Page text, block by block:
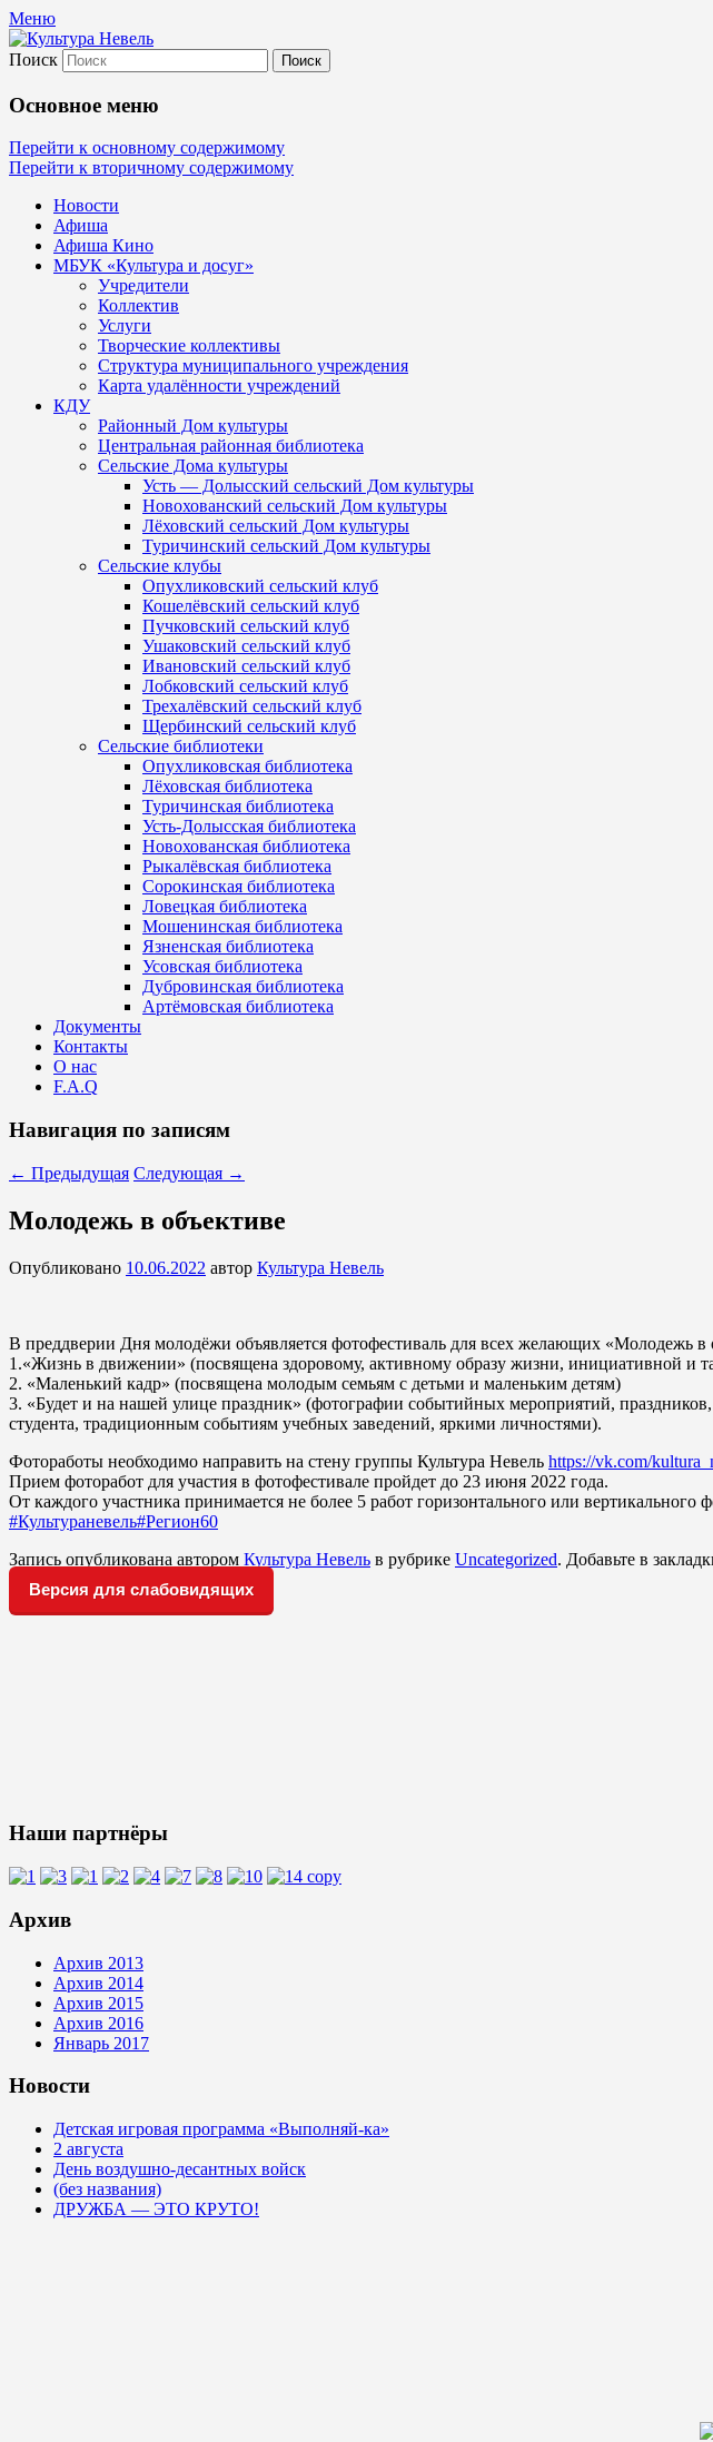
Меню
Культура Невель
МБУК Невельского района "Культура и досуг"
Поиск
Основное меню
Перейти к основному содержимому
Перейти к вторичному содержимому
Новости
Афиша
Афиша Кино
МБУК «Культура и досуг»
Учредители
Коллектив
Услуги
Творческие коллективы
Структура муниципального учреждения
Карта удалённости учреждений
КДУ
Районный Дом культуры
Центральная районная библиотека
Сельские Дома культуры
Усть — Долысский сельский Дом культуры
Новохованский сельский Дом культуры
Лёховский сельский Дом культуры
Туричинский сельский Дом культуры
Сельские клубы
Опухликовский сельский клуб
Кошелёвский сельский клуб
Пучковский сельский клуб
Ушаковский сельский клуб
Ивановский сельский клуб
Лобковский сельский клуб
Трехалёвский сельский клуб
Щербинский сельский клуб
Сельские библиотеки
Опухликовская библиотека
Лёховская библиотека
Туричинская библиотека
Усть-Долысская библиотека
Новохованская библиотека
Рыкалёвская библиотека
Сорокинская библиотека
Ловецкая библиотека
Мошенинская библиотека
Язненская библиотека
Усовская библиотека
Дубровинская библиотека
Артёмовская библиотека
Документы
Контакты
О нас
F.A.Q
Навигация по записям
← Предыдущая Следующая →
Молодежь в объективе
Опубликовано 10.06.2022 автор Культура Невель
В преддверии Дня молодёжи объявляется фотофестиваль для всех желающих «Молодежь
1.«Жизнь в движении» (посвящена здоровому, активному образу жизни, инициативной и
2. «Маленький кадр» (посвящена молодым семьям с детьми и маленьким детям)
3. «Будет и на нашей улице праздник» (фотографии событийных мероприятий,
студента, традиционным событиям учебных заведений, яркими личностями).
Фотоработы необходимо направить на стену группы Культура Невель https://vk.com/
Прием фоторабот для участия в фотофестивале пройдет до 23 июня 2022 года.
От каждого участника принимается не более 5 работ горизонтального или вертикального
#Культураневель#Регион60
Запись опубликована автором Культура Невель в рубрике Uncategorized. Добавьте в
Версия для слабовидящих
Наши партнёры
Архив
Архив 2013
Архив 2014
Архив 2015
Архив 2016
Январь 2017
Новости
Детская игровая программа «Выполняй-ка»
2 августа
День воздушно-десантных войск
(без названия)
ДРУЖБА — ЭТО КРУТО!